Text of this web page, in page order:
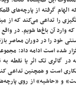
گرفته از پارچه‌های
را تداعی می‌کند که از
وارد آن باغ‌ها شویم. در
خود را در دوران معاصر
در گالری تک اثر یا نقطه به
است و همچنین تداعی
و «حاشیه» از روی